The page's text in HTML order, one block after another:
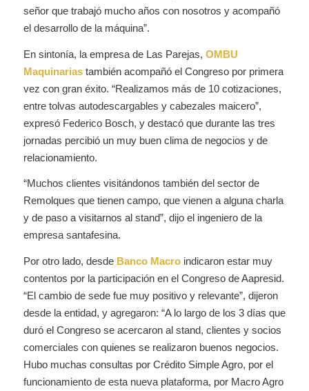
señor que trabajó mucho años con nosotros y acompañó
el desarrollo de la máquina”.
En sintonía, la empresa de Las Parejas, OMBU
Maquinariastambién acompañó el Congreso por primera
vez con gran éxito. “Realizamos más de 10 cotizaciones,
entre tolvas autodescargables y cabezales maicero”,
expresó Federico Bosch, y destacó que durante las tres
jornadas percibió un muy buen clima de negocios y de
relacionamiento.
“Muchos clientes visitándonos también del sector de
Remolques que tienen campo, que vienen a alguna charla
y de paso a visitarnos al stand”, dijo el ingeniero de la
empresa santafesina.
Por otro lado, desde Banco Macroindicaron estar muy
contentos por la participación en el Congreso de Aapresid.
“El cambio de sede fue muy positivo y relevante”, dijeron
desde la entidad, y agregaron: “A lo largo de los 3 días que
duró el Congreso se acercaron al stand, clientes y socios
comerciales con quienes se realizaron buenos negocios.
Hubo muchas consultas por Crédito Simple Agro, por el
funcionamiento de esta nueva plataforma, por Macro Agro